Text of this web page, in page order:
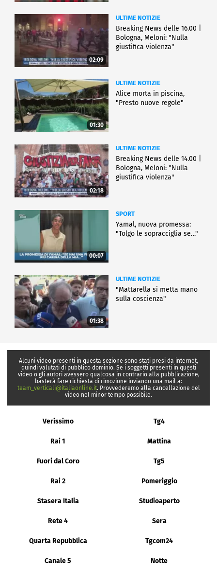
02:09
ULTIME NOTIZIE
Breaking News delle 16.00 |
Bologna, Meloni: "Nulla
giustifica violenza"
01:30
ULTIME NOTIZIE
Alice morta in piscina,
"Presto nuove regole"
02:18
ULTIME NOTIZIE
Breaking News delle 14.00 |
Bologna, Meloni: "Nulla
giustifica violenza"
00:07
SPORT
Yamal, nuova promessa:
"Tolgo le sopracciglia se…"
01:38
ULTIME NOTIZIE
"Mattarella si metta mano
sulla coscienza"
Alcuni video presenti in questa sezione sono stati presi da internet,
quindi valutati di pubblico dominio. Se i soggetti presenti in questi
video o gli autori avessero qualcosa in contrario alla pubblicazione,
basterà fare richiesta di rimozione inviando una mail a:
team_verticali@italiaonline.it. Provvederemo alla cancellazione del
video nel minor tempo possibile.
Verissimo Tg4
Rai 1 Mattina
Fuori dal Coro Tg5
Rai 2 Pomeriggio
Stasera Italia Studioaperto
Rete 4 Sera
Quarta Repubblica Tgcom24
Canale 5 Notte